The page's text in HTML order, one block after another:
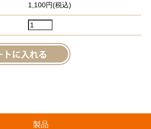
1,100円(税込)
製品